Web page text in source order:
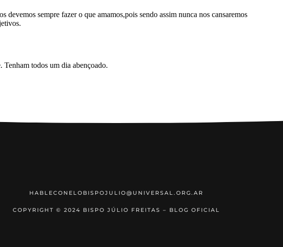
HABLECONELOBISPOJULIO@UNIVERSAL.ORG.AR
COPYRIGHT © 2024 BISPO JÚLIO FREITAS – BLOG OFICIAL